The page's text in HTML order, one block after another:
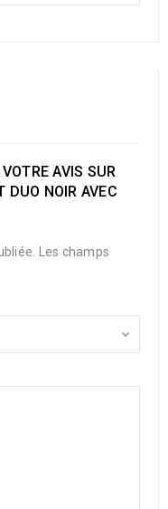
AVIS SUR
DUO NOIR AVEC
Les champs